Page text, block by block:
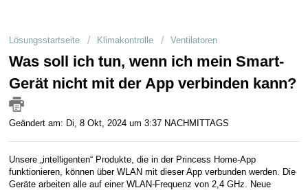
Kundenservice
Lösungsstartseite Klimakontrolle Ventilatoren
Was soll ich tun, wenn ich mein Smart-
Gerät nicht mit der App verbinden kann?
Geändert am: Di, 8 Okt, 2024 um 3:37 NACHMITTAGS
Unsere „intelligenten“ Produkte, die in der Princess Home-App
funktionieren, können über WLAN mit dieser App verbunden werden. Die
Geräte arbeiten alle auf einer WLAN-Frequenz von 2,4 GHz. Neue